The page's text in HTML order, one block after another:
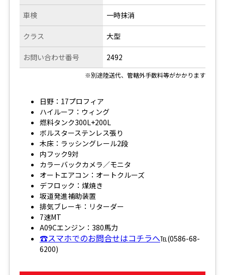
車検
クラス
お問い合わせ番号
一時抹消
大型
2492
※別途陸送代、管轄外手数料等がかかります
日野：17プロフィア
ハイルーフ：ウィング
燃料タンク300L+200L
ボルスターステンレス張り
木床：ラッシングレール2段
内フック9対
カラーバックカメラ／モニタ
オートエアコン：オートクルーズ
デフロック：煤焼き
坂道発進補助装置
排気ブレーキ：リターダー
7速MT
A09Cエンジン：380馬力
☎スマホでのお問合せはコチラへ℡(0586-68-
6200)